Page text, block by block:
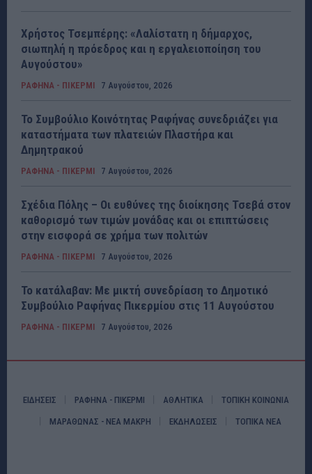
Χρήστος Τσεμπέρης: «Λαλίστατη η δήμαρχος,
σιωπηλή η πρόεδρος και η εργαλειοποίηση του
Αυγούστου»
ΡΑΦΗΝΑ - ΠΙΚΕΡΜΙ 7 Αυγούστου, 2026
Το Συμβούλιο Κοινότητας Ραφήνας συνεδριάζει για
καταστήματα των πλατειών Πλαστήρα και
Δημητρακού
ΡΑΦΗΝΑ - ΠΙΚΕΡΜΙ 7 Αυγούστου, 2026
Σχέδια Πόλης – Οι ευθύνες της διοίκησης Τσεβά στον
καθορισμό των τιμών μονάδας και οι επιπτώσεις
στην εισφορά σε χρήμα των πολιτών
ΡΑΦΗΝΑ - ΠΙΚΕΡΜΙ 7 Αυγούστου, 2026
Το κατάλαβαν: Με μικτή συνεδρίαση το Δημοτικό
Συμβούλιο Ραφήνας Πικερμίου στις 11 Αυγούστου
ΡΑΦΗΝΑ - ΠΙΚΕΡΜΙ 7 Αυγούστου, 2026
ΕΙΔΗΣΕΙΣ ΡΑΦΗΝΑ - ΠΙΚΕΡΜΙ ΑΘΛΗΤΙΚΑ ΤΟΠΙΚΗ ΚΟΙΝΩΝΙΑ
ΜΑΡΑΘΩΝΑΣ - ΝΕΑ ΜΑΚΡΗ ΕΚΔΗΛΩΣΕΙΣ ΤΟΠΙΚΑ ΝΕΑ